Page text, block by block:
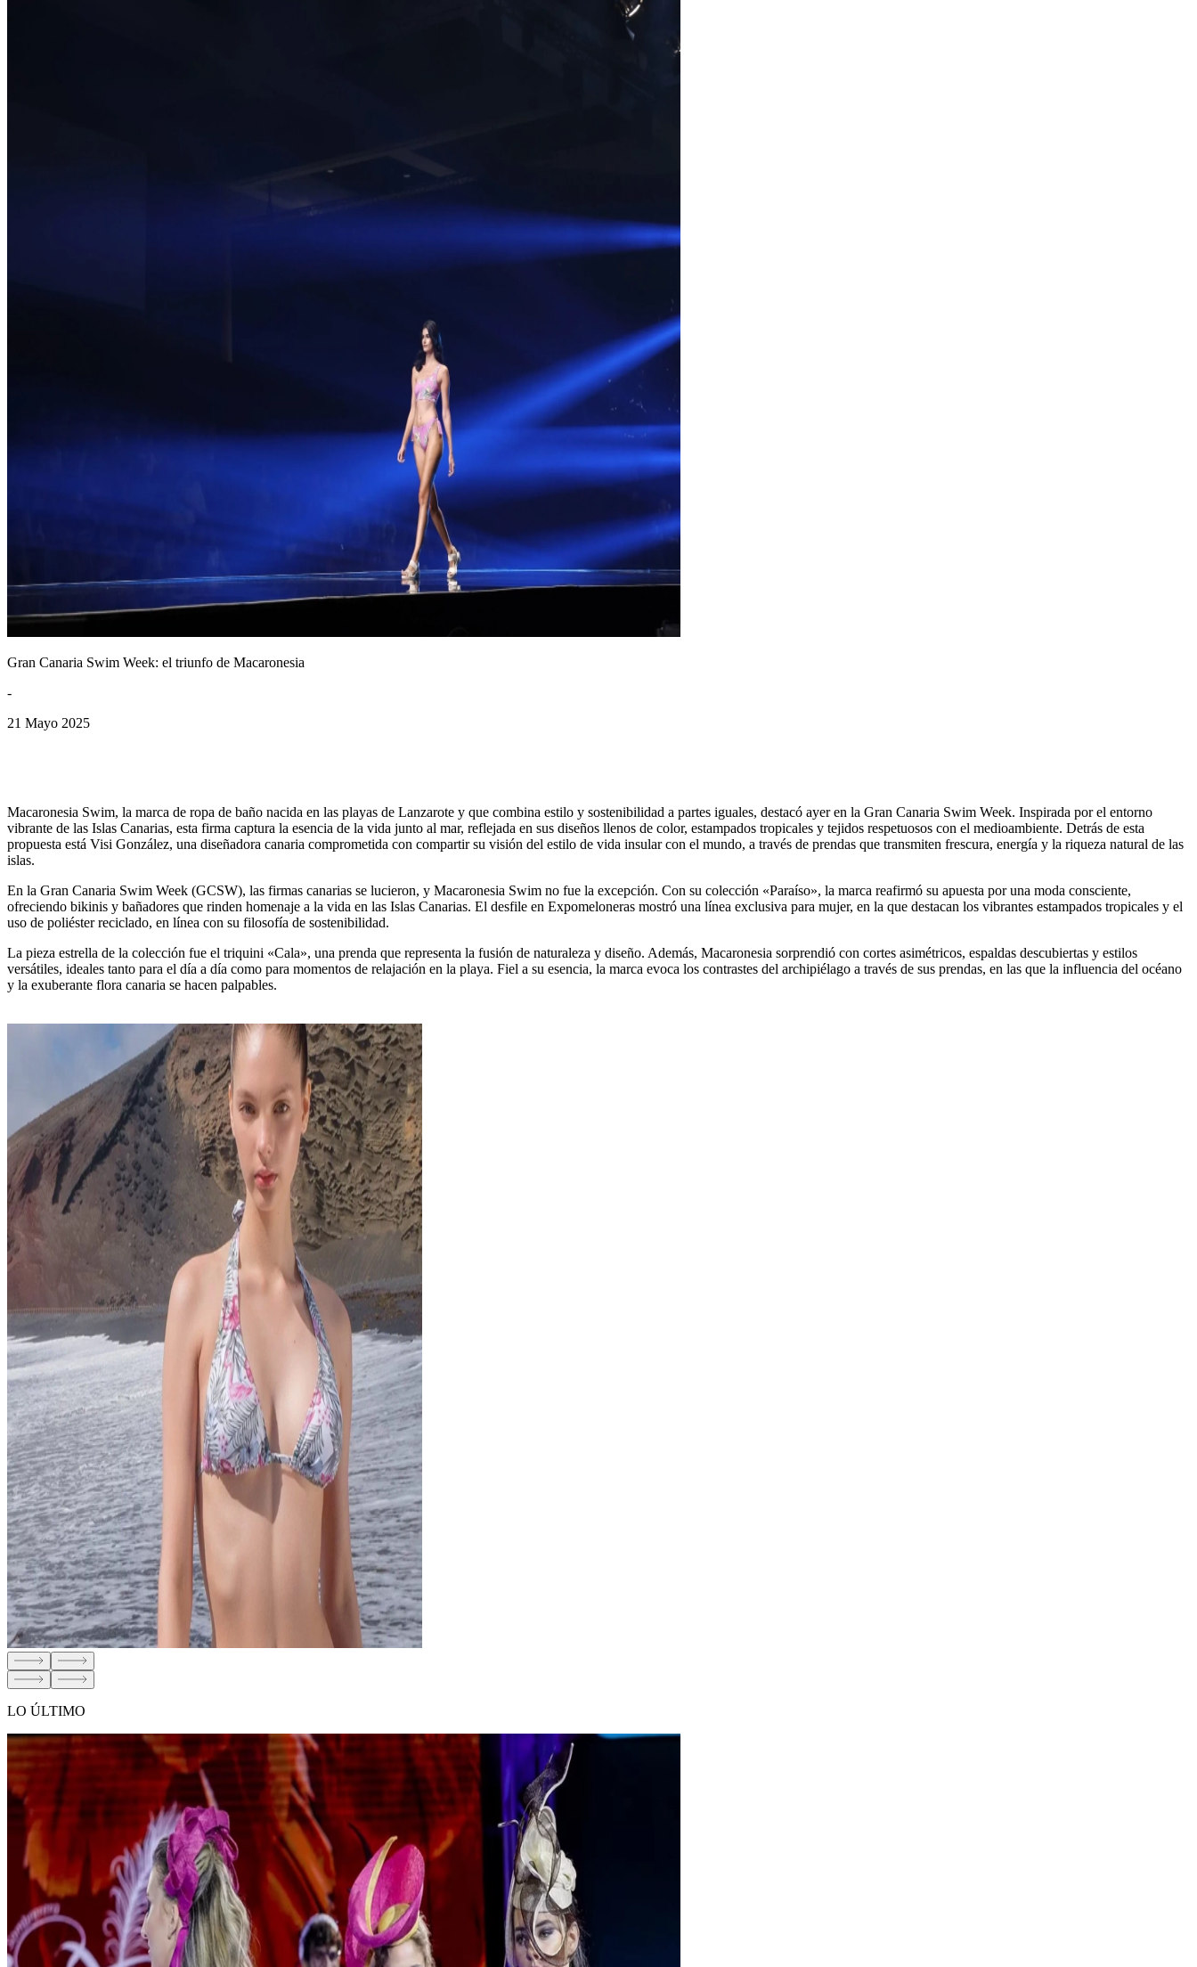
Gran Canaria Swim Week: el triunfo de Macaronesia
-
21 Mayo 2025
Macaronesia Swim, la marca de ropa de baño nacida en las playas de Lanzarote y que combina estilo y sostenibilidad a partes iguales, destacó ayer en la Gran Canaria Swim Week. Inspirada por el entorno
vibrante de las Islas Canarias, esta firma captura la esencia de la vida junto al mar, reflejada en sus diseños llenos de color, estampados tropicales y tejidos respetuosos con el medioambiente. Detrás de esta
propuesta está Visi González, una diseñadora canaria comprometida con compartir su visión del estilo de vida insular con el mundo, a través de prendas que transmiten frescura, energía y la riqueza natural de las
islas.
En la Gran Canaria Swim Week (GCSW), las firmas canarias se lucieron, y Macaronesia Swim no fue la excepción. Con su colección «Paraíso», la marca reafirmó su apuesta por una moda consciente,
ofreciendo bikinis y bañadores que rinden homenaje a la vida en las Islas Canarias. El desfile en Expomeloneras mostró una línea exclusiva para mujer, en la que destacan los vibrantes estampados tropicales y el
uso de poliéster reciclado, en línea con su filosofía de sostenibilidad.
La pieza estrella de la colección fue el triquini «Cala», una prenda que representa la fusión de naturaleza y diseño. Además, Macaronesia sorprendió con cortes asimétricos, espaldas descubiertas y estilos
versátiles, ideales tanto para el día a día como para momentos de relajación en la playa. Fiel a su esencia, la marca evoca los contrastes del archipiélago a través de sus prendas, en las que la influencia del océano
y la exuberante flora canaria se hacen palpables.
LO ÚLTIMO